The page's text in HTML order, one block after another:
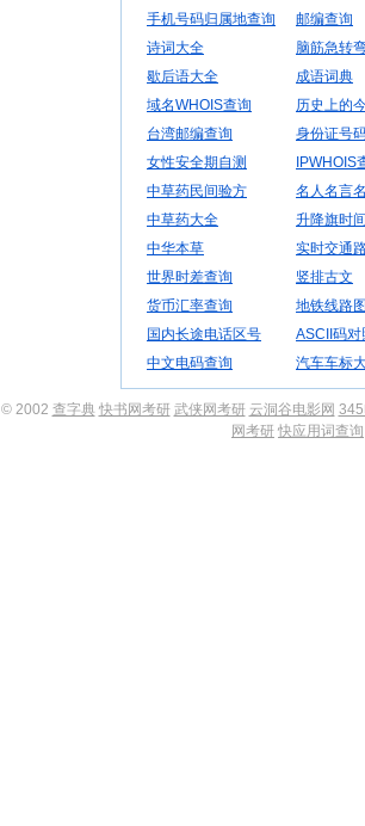
手机号码归属地查询 邮编查询
诗词大全
脑筋急转
歇后语大全
成语词典
域名WHOIS查询
历史上的
台湾邮编查询
身份证号
女性安全期自测
IPWHOIS
中草药民间验方
名人名言
中草药大全
升降旗时间
中华本草
实时交通
世界时差查询
竖排古文
货币汇率查询
地铁线路图
国内长途电话区号
ASCII码对
中文电码查询
汽车车标
© 2002 查字典 快书网考研 武侠网考研 云洞谷电影网 345
网考研 快应用词查询